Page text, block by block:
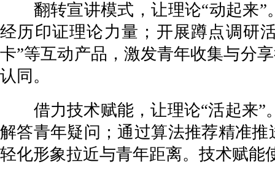
翻转宣讲模式，让理论“动起来”
经历印证理论力量；开展蹲点调研
卡”等互动产品，激发青年收集与分
认同。
借力技术赋能，让理论“活起来”
解答青年疑问；通过算法推荐精准
轻化形象拉近与青年距离。技术赋能